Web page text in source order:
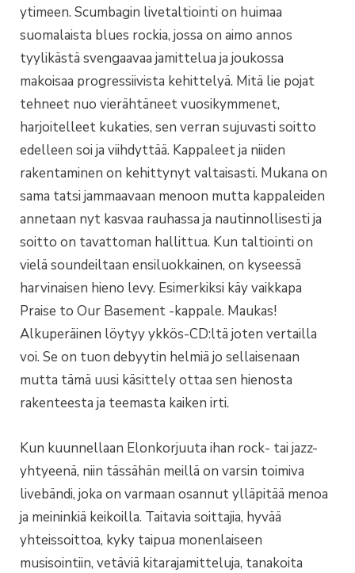
ytimeen. Scumbagin livetaltiointi on huimaa
suomalaista blues rockia, jossa on aimo annos
tyylikästä svengaavaa jamittelua ja joukossa
makoisaa progressiivista kehittelyä. Mitä lie pojat
tehneet nuo vierähtäneet vuosikymmenet,
harjoitelleet kukaties, sen verran sujuvasti soitto
edelleen soi ja viihdyttää. Kappaleet ja niiden
rakentaminen on kehittynyt valtaisasti. Mukana on
sama tatsi jammaavaan menoon mutta kappaleiden
annetaan nyt kasvaa rauhassa ja nautinnollisesti ja
soitto on tavattoman hallittua. Kun taltiointi on
vielä soundeiltaan ensiluokkainen, on kyseessä
harvinaisen hieno levy. Esimerkiksi käy vaikkapa
Praise to Our Basement -kappale. Maukas!
Alkuperäinen löytyy ykkös-CD:ltä joten vertailla
voi. Se on tuon debyytin helmiä jo sellaisenaan
mutta tämä uusi käsittely ottaa sen hienosta
rakenteesta ja teemasta kaiken irti.
Kun kuunnellaan Elonkorjuuta ihan rock- tai jazz-
yhtyeenä, niin tässähän meillä on varsin toimiva
livebändi, joka on varmaan osannut ylläpitää menoa
ja meininkiä keikoilla. Taitavia soittajia, hyvää
yhteissoittoa, kyky taipua monenlaiseen
musisointiin, vetäviä kitarajamitteluja, tanakoita